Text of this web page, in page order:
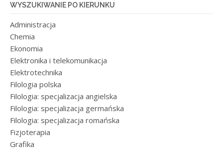
WYSZUKIWANIE PO KIERUNKU
Administracja
Chemia
Ekonomia
Elektronika i telekomunikacja
Elektrotechnika
Filologia polska
Filologia: specjalizacja angielska
Filologia: specjalizacja germańska
Filologia: specjalizacja romańska
Fizjoterapia
Grafika